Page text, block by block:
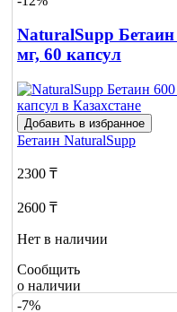
NaturalSupp Бетаин
мг, 60 капсул
Добавить в избранное
Бетаин NaturalSupp
2300 ₸
2600 ₸
Нет в наличии
Сообщить
о наличии
-7%